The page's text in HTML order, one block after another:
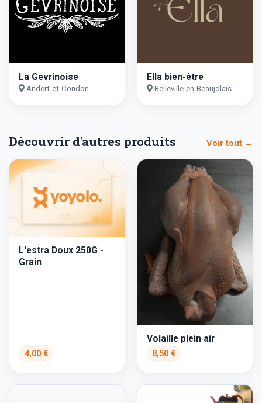
La Gevrinoise
Andert-et-Condon
Ella bien-être
Belleville-en-Beaujolais
Découvrir d'autres produits Voir tout →
L'estra Doux 250G -
Grain
4,00 €
Volaille plein air
8,50 €